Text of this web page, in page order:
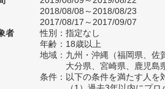
2018/08/08～2018/08/23
2017/08/17～2017/09/07
者
性別：指定なし
年齢：18歳以上
地域：九州・沖縄（福岡県、佐
大分県、宮崎県、鹿児島
条件：以下の条件を満たす人を